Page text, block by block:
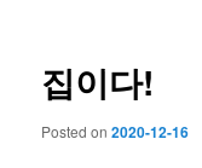
집이다!
Posted on2020-12-16